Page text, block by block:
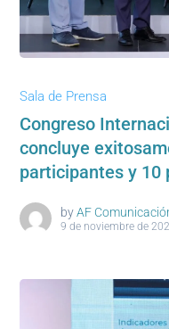
Sala de Prensa
Congreso
concluye
participantes y 10
by AF
9 de noviembre de